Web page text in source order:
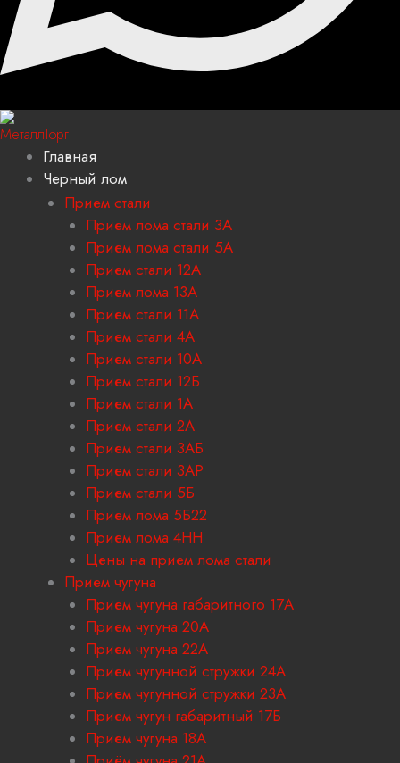
Главная
Черный лом
Прием стали
Прием лома стали 3А
Прием лома стали 5А
Прием стали 12А
Прием лома 13А
Прием стали 11А
Прием стали 4А
Прием стали 10А
Прием стали 12Б
Прием стали 1А
Прием стали 2А
Прием стали 3АБ
Прием стали 3АР
Прием стали 5Б
Прием лома 5Б22
Прием лома 4НН
Цены на прием лома стали
Прием чугуна
Прием чугуна габаритного 17A
Прием чугуна 20А
Прием чугуна 22А
Прием чугунной стружки 24А
Прием чугунной стружки 23А
Прием чугун габаритный 17Б
Прием чугуна 18A